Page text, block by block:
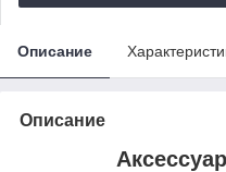
Описание
Описание